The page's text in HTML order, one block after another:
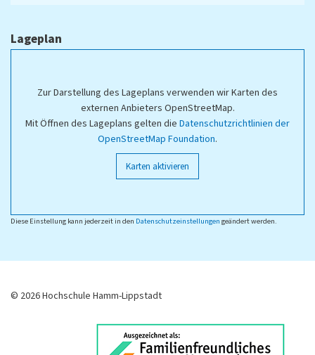
Lageplan
Zur Darstellung des Lageplans verwenden wir Karten des
externen Anbieters OpenStreetMap.
Mit Öffnen des Lageplans gelten die Datenschutzrichtlinien der
OpenStreetMap Foundation.
Karten aktivieren
Diese Einstellung kann jederzeit in den Datenschutzeinstellungen geändert werden.
© 2026 Hochschule Hamm-Lippstadt